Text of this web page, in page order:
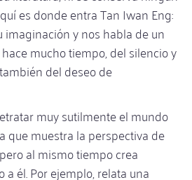
es donde entra Tan Iwan Eng:
imaginación y nos habla de un
mucho tiempo, del silencio y
del deseo de
muy sutilmente el mundo
que muestra la perspectiva de
al mismo tiempo crea
él. Por ejemplo, relata una